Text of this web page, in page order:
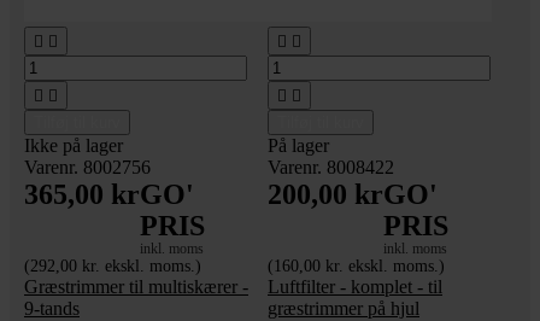
 
 
Ikke på lager
Varenr. 8002756
365,00 krGO'
PRIS
inkl. moms
(292,00 kr. ekskl. moms.)
Græstrimmer til multiskærer -
9-tands
 
 
På lager
Varenr. 8008422
200,00 krGO'
PRIS
inkl. moms
(160,00 kr. ekskl. moms.)
Luftfilter - komplet - til
græstrimmer på hjul